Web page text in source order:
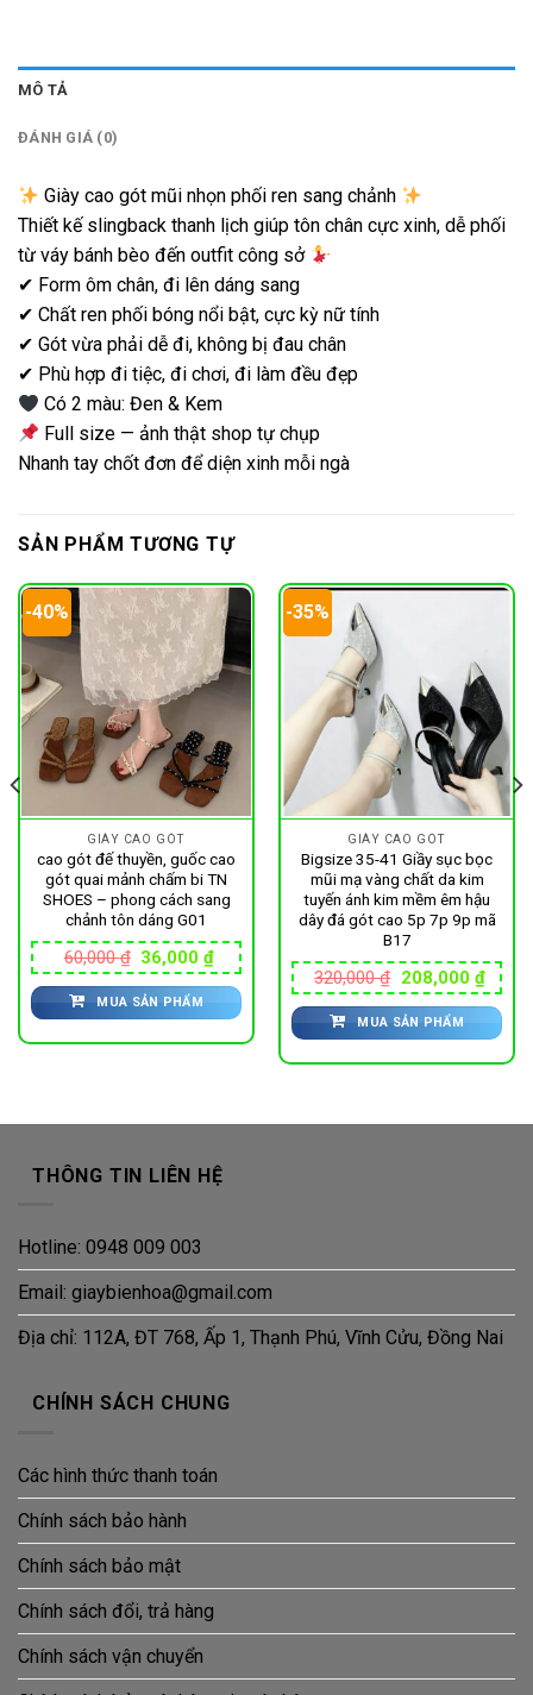
MÔ TẢ
ĐÁNH GIÁ (0)
Giày cao gót mũi nhọn phối ren sang chảnh
Thiết kế slingback thanh lịch giúp tôn chân cực xinh, dễ phối
từ váy bánh bèo đến outfit công sở
✔ Form ôm chân, đi lên dáng sang
✔ Chất ren phối bóng nổi bật, cực kỳ nữ tính
✔ Gót vừa phải dễ đi, không bị đau chân
✔ Phù hợp đi tiệc, đi chơi, đi làm đều đẹp
Có 2 màu: Đen & Kem
Full size — ảnh thật shop tự chụp
Nhanh tay chốt đơn để diện xinh mỗi ngà
SẢN PHẨM TƯƠNG TỰ
-40%
GIÀY CAO GÓT
cao gót đế thuyền, guốc cao
gót quai mảnh chấm bi TN
SHOES – phong cách sang
chảnh tôn dáng G01
60,000₫ Giá
gốc
là:
60,000 ₫.
36,000₫Giá
hiện
tại
36,000 ₫.
MUA SẢN PHẨM
-35%
GIÀY CAO GÓT
Bigsize 35-41 Giầy sục bọc
mũi mạ vàng chất da kim
tuyến ánh kim mềm êm hậu
dây đá gót cao 5p 7p 9p mã
B17
320,000₫ Giá
gốc
là:
320,000 ₫.
208,000 ₫Giá
hiện
tại
là:
MUA SẢN PHẨM
₫.
THÔNG TIN LIÊN HỆ
Hotline: 0948 009 003
Email: giaybienhoa@gmail.com
Địa chỉ: 112A, ĐT 768, Ấp 1, Thạnh Phú, Vĩnh Cửu, Đồng Nai
CHÍNH SÁCH CHUNG
Các hình thức thanh toán
Chính sách bảo hành
Chính sách bảo mật
Chính sách đổi, trả hàng
Chính sách vận chuyển